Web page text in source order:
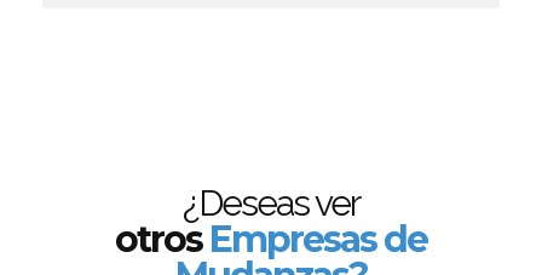
¿Deseas ver
otrosEmpresas de